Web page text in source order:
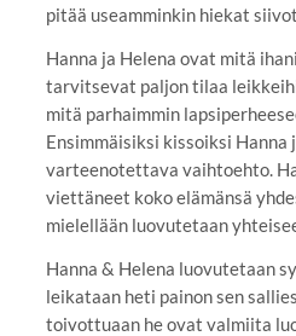
pitää useamminkin hiekat
Hanna ja Helena ovat mitä
tarvitsevat paljon tilaa
mitä parhaimmin
Ensimmäisiksi kissoiksi Hanna
varteenotettava vaihtoehto.
viettäneet koko elämänsä
mielellään luovutetaan
Hanna & Helena luovutetaan
leikataan heti painon sen
toivottuaan he ovat valmiita